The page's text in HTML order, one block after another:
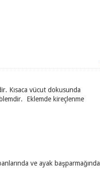
Kısaca vücut dokusunda
Eklemde kireçlenme
ve ayak başparmağında